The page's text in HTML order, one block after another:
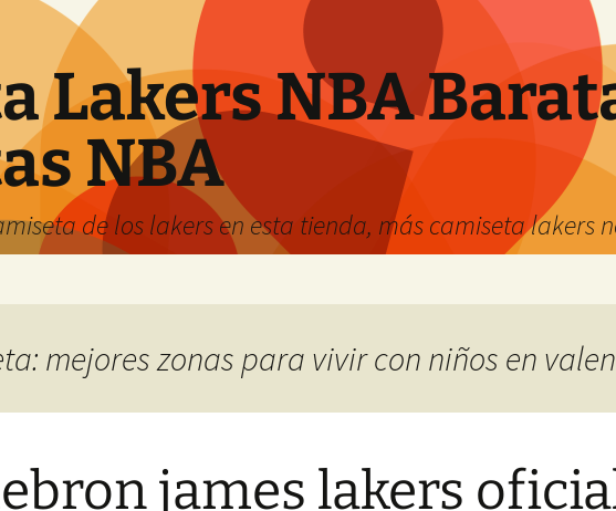
Lakers NBA
NBA
de los lakers en esta tienda, más camiseta lakers
mejores zonas para vivir con niños en
james lakers